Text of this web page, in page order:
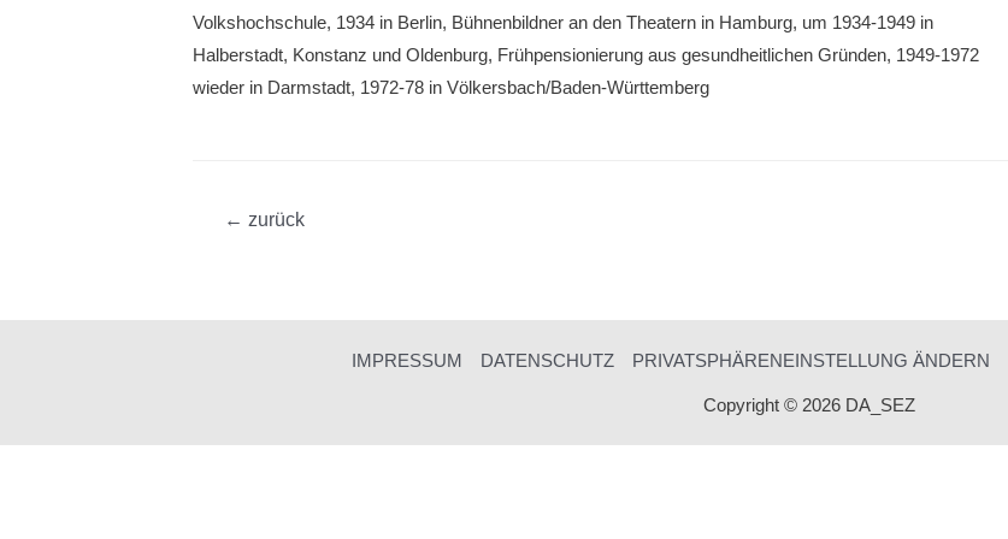
Volkshochschule, 1934 in Berlin, Bühnenbildner an den Theatern in Ham­burg, um 1934-1949 in
Halberstadt, Konstanz und Oldenburg, Frühpensionierung aus gesundheit­lichen Gründen, 1949-1972
wieder in Darmstadt, 1972-78 in Völkersbach/Baden-Württemberg
Beitragsnavigation
← zurück
IMPRESSUM DATENSCHUTZ PRIVATSPHÄRENEINSTELLUNG ÄNDERN
Copyright © 2026 DA_SEZ